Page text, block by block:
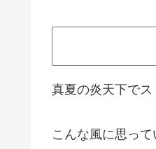
真夏の炎天下でス
こんな風に思っ